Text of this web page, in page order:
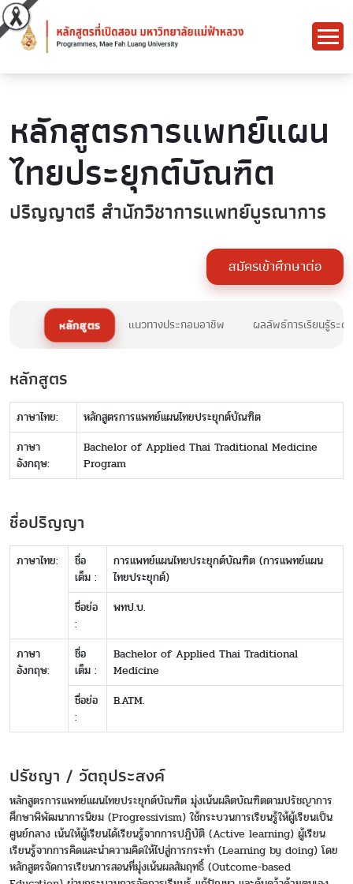
หลักสูตรการแพทย์แผน
ไทยประยุกต์บัณฑิต
ปริญญาตรี สำนักวิชาการแพทย์บูรณาการ
สมัครเข้าศึกษาต่อ
หลักสูตร แนวทางประกอบอาชีพ ผลลัพธ์การเรียนรู้ระ
หลักสูตร
ภาษาไทย:
หลักสูตรการแพทย์แผนไทยประยุกต์บัณฑิต
ภาษา
อังกฤษ:
Bachelor of Applied Thai Traditional Medicine
Program
ชื่อปริญญา
ภาษาไทย:
ชื่อ
เต็ม :
การแพทย์แผนไทยประยุกต์บัณฑิต (การแพทย์แผน
ไทยประยุกต์)
ชื่อย่อ
:
พทป.บ.
ภาษา
อังกฤษ:
ชื่อ
เต็ม :
Bachelor of Applied Thai Traditional
Medicine
ชื่อย่อ
:
B.ATM.
ปรัชญา / วัตถุประสงค์
หลักสูตรการแพทย์แผนไทยประยุกต์บัณฑิต มุ่งเน้นผลิตบัณฑิตตามปรัชญาการ
ศึกษาพิพัฒนาการนิยม (Progressivism) ใช้กระบวนการเรียนรู้ให้ผู้เรียนเป็น
ศูนย์กลาง เน้นให้ผู้เรียนได้เรียนรู้จากการปฏิบัติ (Active learning) ผู้เรียน
เรียนรู้จากการคิดและนำความคิดให้ไปสู่การกระทำ (Learning by doing) โดย
หลักสูตรจัดการเรียนการสอนที่มุ่งเน้นผลสัมฤทธิ์ (Outcome-based